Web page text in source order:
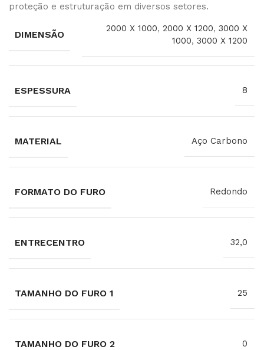
proteção e estruturação em diversos setores.
DIMENSÃO
2000 X 1000,2000 X 1200,3000 X
1000,3000 X 1200
ESPESSURA 8
MATERIAL Aço Carbono
FORMATO DO FURO Redondo
ENTRECENTRO 32,0
TAMANHO DO FURO 1 25
TAMANHO DO FURO 2 0